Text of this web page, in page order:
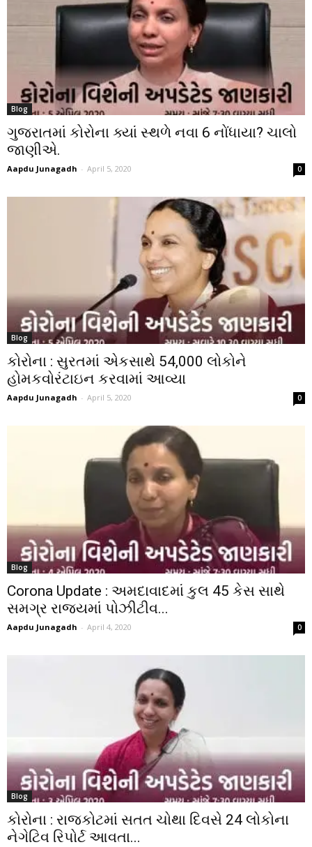
Blog
ગુજરાતમાં કોરોના ક્યાં સ્થળે નવા 6 નોંધાયા? ચાલો
જાણીએ.
Aapdu Junagadh - April 5, 2020 0
Blog
કોરોના : સુરતમાં એકસાથે 54,000 લોકોને
હોમકવોરંટાઇન કરવામાં આવ્યા
Aapdu Junagadh - April 5, 2020 0
Blog
Corona Update : અમદાવાદમાં કુલ 45 કેસ સાથે
સમગ્ર રાજ્યમાં પોઝીટીવ...
Aapdu Junagadh - April 4, 2020 0
Blog
કોરોના : રાજકોટમાં સતત ચોથા દિવસે 24 લોકોના
નેગેટિવ રિપોર્ટ આવતા...